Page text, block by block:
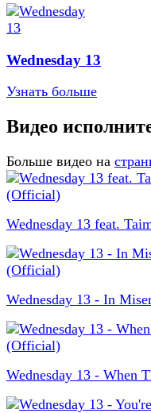
Wednesday 13
Узнать больше
Видео
Больше видео на
Wednesday 13 feat.
Wednesday 13 - In
Wednesday 13 - When